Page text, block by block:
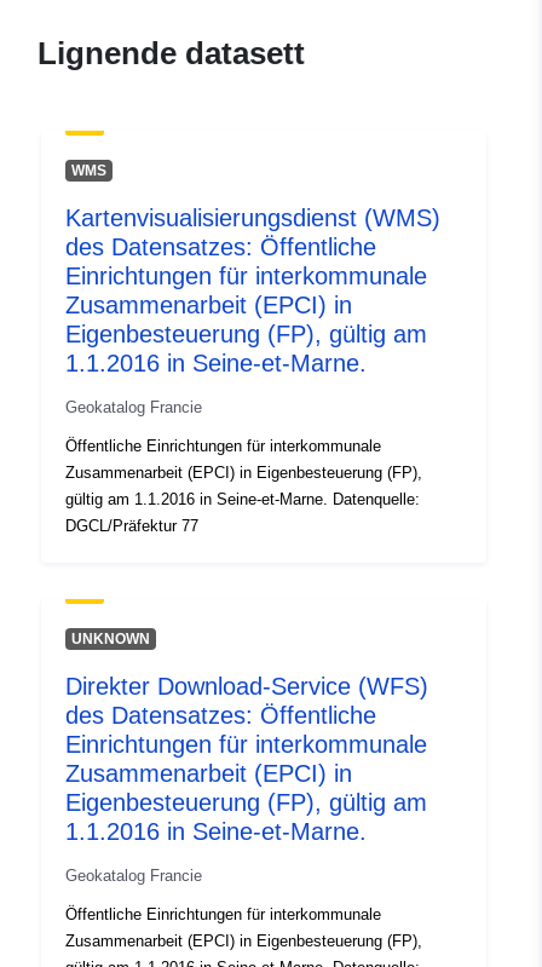
b34379b5bb26
Type:
Ressurs:
http://inspire.ec.europa.eu/
codelist/SpatialDataServiceType/
Lignende datasett
WMS
Kartenvisualisierungsdienst (WMS)
des Datensatzes: Öffentliche
Einrichtungen für interkommunale
Zusammenarbeit (EPCI) in
Eigenbesteuerung (FP), gültig am
1.1.2016 in Seine-et-Marne.
Geokatalog Francie
Öffentliche Einrichtungen für interkommunale
Zusammenarbeit (EPCI) in Eigenbesteuerung (FP),
gültig am 1.1.2016 in Seine-et-Marne. Datenquelle:
DGCL/Präfektur 77
UNKNOWN
Direkter Download-Service (WFS)
des Datensatzes: Öffentliche
Einrichtungen für interkommunale
Zusammenarbeit (EPCI) in
Eigenbesteuerung (FP), gültig am
1.1.2016 in Seine-et-Marne.
Geokatalog Francie
Öffentliche Einrichtungen für interkommunale
Zusammenarbeit (EPCI) in Eigenbesteuerung (FP),